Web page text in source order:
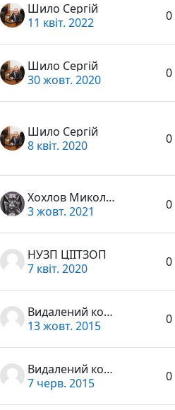
Шило Сергій
11 квіт. 2022
0
Шило Сергій
30 жовт. 2020
0
Шило Сергій
8 квіт. 2020
0
Хохлов Микола Миколайович
3 жовт. 2021
0
НУЗП ЦІІТЗОП
7 квіт. 2020
0
Видалений користувач
13 жовт. 2015
0
Видалений користувач
7 черв. 2015
0